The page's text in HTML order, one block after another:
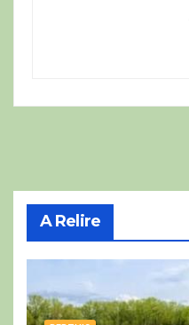
A Relire